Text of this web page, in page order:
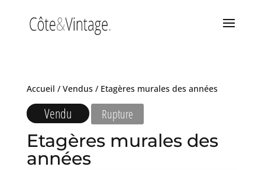
Accueil / Vendus/ Etagères murales des années
Vendu Rupture
Etagères murales des
années